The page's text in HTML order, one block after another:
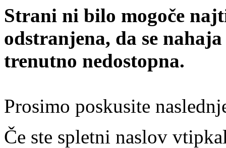
Strani ni bilo mogoče
odstranjena, da se
trenutno nedostopna.
Prosimo poskusite
Če ste spletni naslov